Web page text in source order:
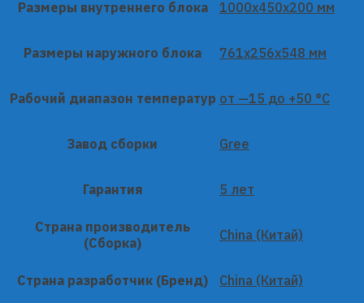
Размеры внутреннего блока 1000x450x200 мм
Размеры наружного блока 761x256x548 мм
Рабочий диапазон температур от —15 до +50 °C
Завод сборки Gree
Гарантия 5 лет
Страна производитель
(Сборка)
China (Китай)
Страна разработчик (Бренд) China (Китай)